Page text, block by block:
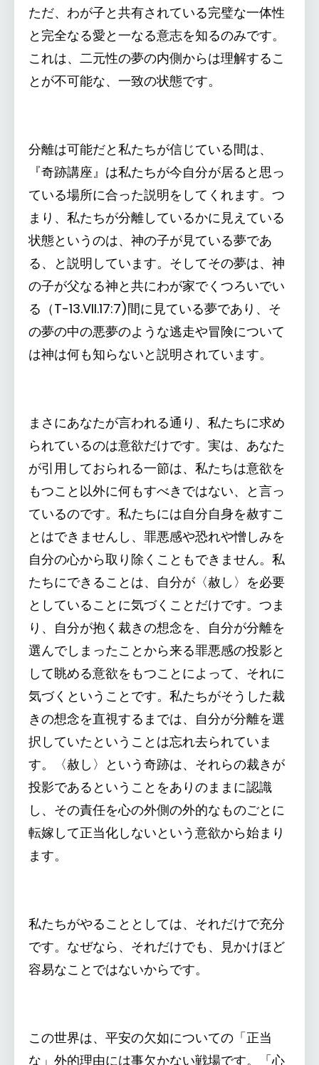
ただ、わが子と共有されている完璧な一体性
と完全なる愛と一なる意志を知るのみです。
これは、二元性の夢の内側からは理解するこ
とが不可能な、一致の状態です。
分離は可能だと私たちが信じている間は、
『奇跡講座』は私たちが今自分が居ると思っ
ている場所に合った説明をしてくれます。つ
まり、私たちが分離しているかに見えている
状態というのは、神の子が見ている夢であ
る、と説明しています。そしてその夢は、神
の子が父なる神と共にわが家でくつろいでい
る（T-13.VII.17:7)間に見ている夢であり、そ
の夢の中の悪夢のような逃走や冒険について
は神は何も知らないと説明されています。
まさにあなたが言われる通り、私たちに求め
られているのは意欲だけです。実は、あなた
が引用しておられる一節は、私たちは意欲を
もつこと以外に何もすべきではない、と言っ
ているのです。私たちには自分自身を赦すこ
とはできませんし、罪悪感や恐れや憎しみを
自分の心から取り除くこともできません。私
たちにできることは、自分が〈赦し〉を必要
としていることに気づくことだけです。つま
り、自分が抱く裁きの想念を、自分が分離を
選んでしまったことから来る罪悪感の投影と
して眺める意欲をもつことによって、それに
気づくということです。私たちがそうした裁
きの想念を直視するまでは、自分が分離を選
択していたということは忘れ去られていま
す。〈赦し〉という奇跡は、それらの裁きが
投影であるということをありのままに認識
し、その責任を心の外側の外的なものごとに
転嫁して正当化しないという意欲から始まり
ます。
私たちがやることとしては、それだけで充分
です。なぜなら、それだけでも、見かけほど
容易なことではないからです。
この世界は、平安の欠如についての「正当
な」外的理由には事欠かない戦場です。「心